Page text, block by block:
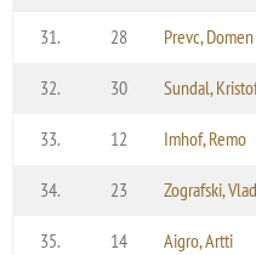
31. 28 Prevc, Domen
32. 30 Sundal,
33. 12 Imhof, Remo
34. 23 Zografski,
35. 14 Aigro, Artti